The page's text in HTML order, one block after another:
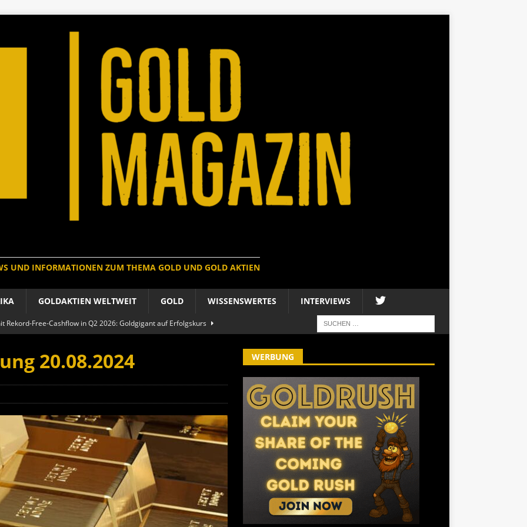
UND INFORMATIONEN ZUM THEMA GOLD UND GOLD AKTIEN
GOLDAKTIEN WELTWEIT GOLD WISSENSWERTES INTERVIEWS
Rekord-Free-Cashflow in Q2 2026: Goldgigant auf Erfolgskurs
der Welt baut um: Newmont vor Befreiungsschlag
arktischen Härtetest: Feuer-Drama fordert neuen CEO heraus
Aktie: Umbau in Skandinavien nach Schweden-Deal
boomen nach Preissturz: Asien kauft physisch GOLD
20.08.2024 WERBUNG